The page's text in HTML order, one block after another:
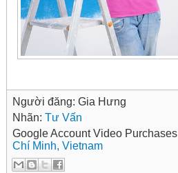
Người đăng: Gia Hưng
Nhãn: Tư Vấn
Google Account Video Purchases
Chí Minh, Vietnam